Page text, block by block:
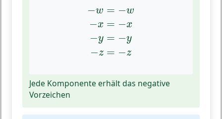
−w = −w
−x = −x
−y = −y
−z = −z
Jede Komponente erhält das negative
Vorzeichen